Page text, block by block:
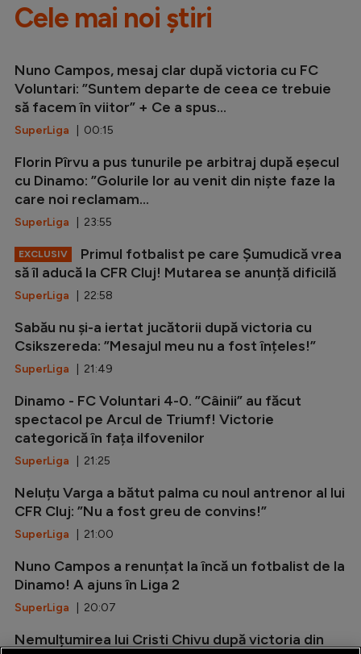
Cele mai noi știri
Nuno Campos, mesaj clar după victoria cu FC
Voluntari: ”Suntem departe de ceea ce trebuie
să facem în viitor” + Ce a spus...
SuperLiga | 00:15
Florin Pîrvu a pus tunurile pe arbitraj după eșecul
cu Dinamo: ”Golurile lor au venit din niște faze la
care noi reclamam...
SuperLiga | 23:55
EXCLUSIV
Primul fotbalist pe care Șumudică vrea
să îl aducă la CFR Cluj! Mutarea se anunță dificilă
SuperLiga | 22:58
Sabău nu și-a iertat jucătorii după victoria cu
Csikszereda: ”Mesajul meu nu a fost înțeles!”
SuperLiga | 21:49
Dinamo - FC Voluntari 4-0. ”Câinii” au făcut
spectacol pe Arcul de Triumf! Victorie
categorică în fața ilfovenilor
SuperLiga | 21:25
Neluțu Varga a bătut palma cu noul antrenor al lui
CFR Cluj: ”Nu a fost greu de convins!”
SuperLiga | 21:00
Nuno Campos a renunțat la încă un fotbalist de la
Dinamo! A ajuns în Liga 2
SuperLiga | 20:07
Nemulțumirea lui Cristi Chivu după victoria din